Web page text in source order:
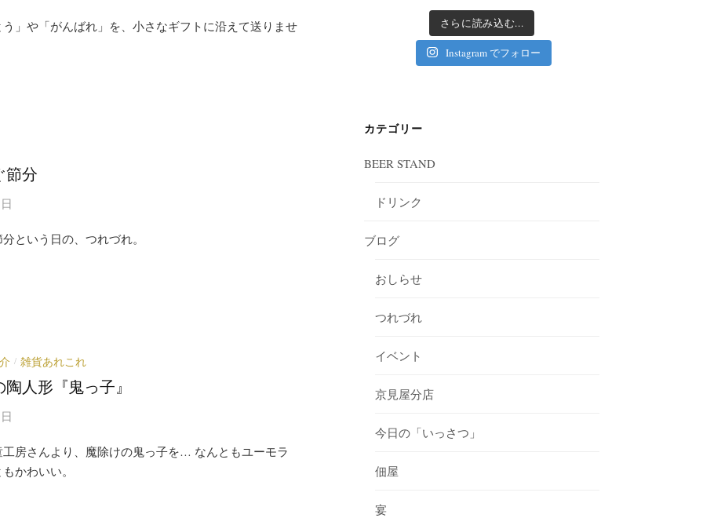
」や「がんばれ」を、小さなギフトに沿えて送りませ
節分
という日の、つれづれ。
/ 雑貨あれこれ
人形『鬼っ子』
房さんより、魔除けの鬼っ子を… なんともユーモラ
かわいい。
さらに読み込む...
Instagram でフォロー
カテゴリー
BEER STAND
ドリンク
ブログ
おしらせ
つれづれ
イベント
京見屋分店
今日の「いっさつ」
佃屋
宴